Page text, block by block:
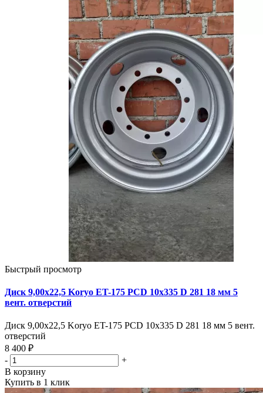
Быстрый просмотр
Диск 9,00х22,5 Koryo ET-175 PCD 10x335 D 281 18 мм 5
вент. отверстий
Диск 9,00х22,5 Koryo ET-175 PCD 10x335 D 281 18 мм 5 вент.
отверстий
8 400 ₽
-
+
В корзину
Купить в 1 клик